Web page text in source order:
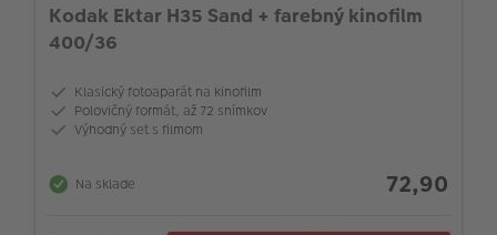
Kodak Ektar H35 Sand + farebný kinofilm
400/36
Klasický fotoaparát na kinofilm
Polovičný formát, až 72 snímkov
Výhodný set s filmom
Na sklade 72,90